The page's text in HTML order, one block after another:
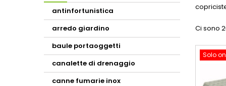
antinfortunistica
arredo giardino
baule portaoggetti
canalette di drenaggio
canne fumarie inox
Ci sono
Solo